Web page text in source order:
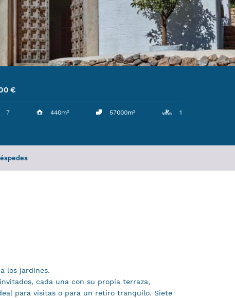
€
7 440m² 57000m² 1
los jardines.
cada una con su propia terraza,
para visitas o para un retiro tranquilo. Siete